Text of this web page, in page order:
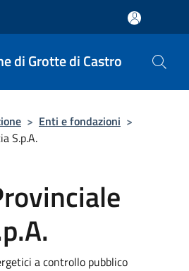
di Grotte di Castro
> Enti e fondazioni >
S.p.A.
a controllo pubblico